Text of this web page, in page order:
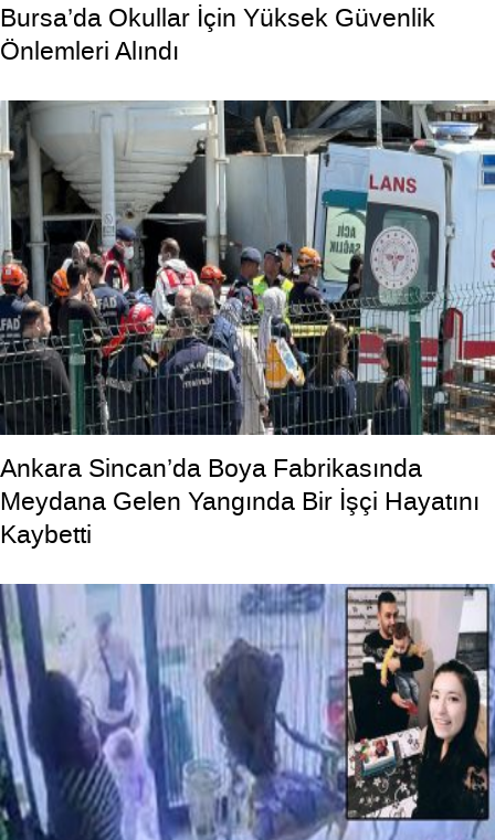
Bursa’da Okullar İçin Yüksek Güvenlik
Önlemleri Alındı
Ankara Sincan’da Boya Fabrikasında
Meydana Gelen Yangında Bir İşçi Hayatını
Kaybetti